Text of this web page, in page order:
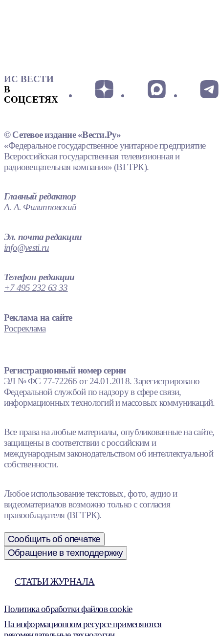
ИС ВЕСТИ
В
СОЦСЕТЯХ
© Сетевое издание «Вести.Ру»
«Федеральное государственное унитарное предприятие
Всероссийская государственная телевизионная и
радиовещательная компания» (ВГТРК).
Главный редактор
А. А. Филипповский
Эл. почта редакции
info@vesti.ru
Телефон редакции
+7 495 232 63 33
Реклама на сайте
Росреклама
Регистрационный номер серии
ЭЛ № ФС 77-72266 от 24.01.2018. Зарегистрировано
Федеральной службой по надзору в сфере связи,
информационных технологий и массовых коммуникаций.
Все права на любые материалы, опубликованные на сайте,
защищены в соответствии с российским и
международным законодательством об интеллектуальной
собственности.
Любое использование текстовых, фото, аудио и
видеоматериалов возможно только с согласия
правообладателя (ВГТРК).
Сообщить об опечатке
Обращение в техподдержку
СТАТЬИ ЖУРНАЛА
Политика обработки файлов cookie
На информационном ресурсе применяются